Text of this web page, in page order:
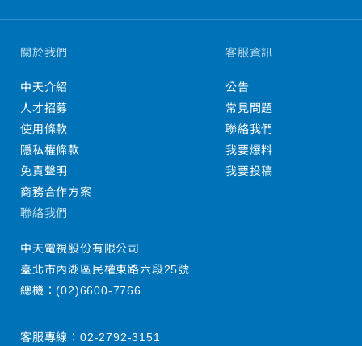
關於我們
中天介紹
人才招募
使用條款
隱私權條款
免責聲明
商務合作方案
客服資訊
公告
常見問題
聯絡我們
我要爆料
我要投稿
聯絡我們
中天電視股份有限公司
臺北市內湖區民權東路六段25號
總機：(02)6600-7766
客服專線： 02-2792-3151